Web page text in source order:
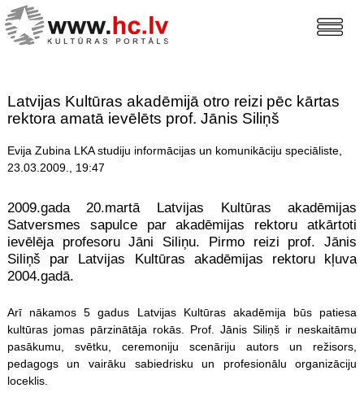
Latvijas Kultūras akadēmijā otro reizi pēc kārtas
rektora amatā ievēlēts prof. Jānis Siliņš
Evija Zubina LKA studiju informācijas un komunikāciju speciāliste,
23.03.2009., 19:47
2009.gada 20.martā Latvijas Kultūras akadēmijas
Satversmes sapulce par akadēmijas rektoru atkārtoti
ievēlēja profesoru Jāni Siliņu. Pirmo reizi prof. Jānis
Siliņš par Latvijas Kultūras akadēmijas rektoru kļuva
2004.gadā.
Arī nākamos 5 gadus Latvijas Kultūras akadēmija būs patiesa
kultūras jomas pārzinātāja rokās. Prof. Jānis Siliņš ir neskaitāmu
pasākumu, svētku, ceremoniju scenāriju autors un režisors,
pedagogs un vairāku sabiedrisku un profesionālu organizāciju
loceklis.